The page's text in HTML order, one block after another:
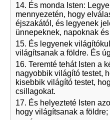
14. És monda Isten:
mennyezetén, hogy
éjszakától, és legyenek
ünnepeknek, napoknak
15. És legyenek
világítsanak a földre. És
16. Teremté tehát Isten a
nagyobbik világító testet,
kisebbik világító testet,
csillagokat.
17. És helyezteté Isten
hogy világítsanak a földre;